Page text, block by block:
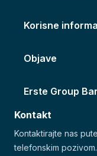
Korisne
Objave
Erste Group
Kontakt
Kontaktirajte nas
telefonskim